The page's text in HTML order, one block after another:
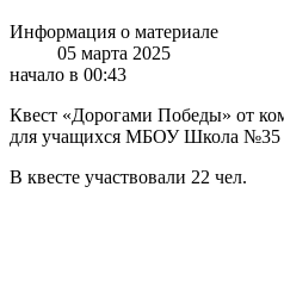
Информация о материале
05 марта 2025
начало в 00:43
Квест «Дорогами Победы» от
для учащихся МБОУ Школа №35
В квесте участвовали 22 чел.